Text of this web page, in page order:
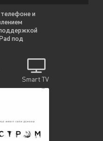
и
под
Smart TV